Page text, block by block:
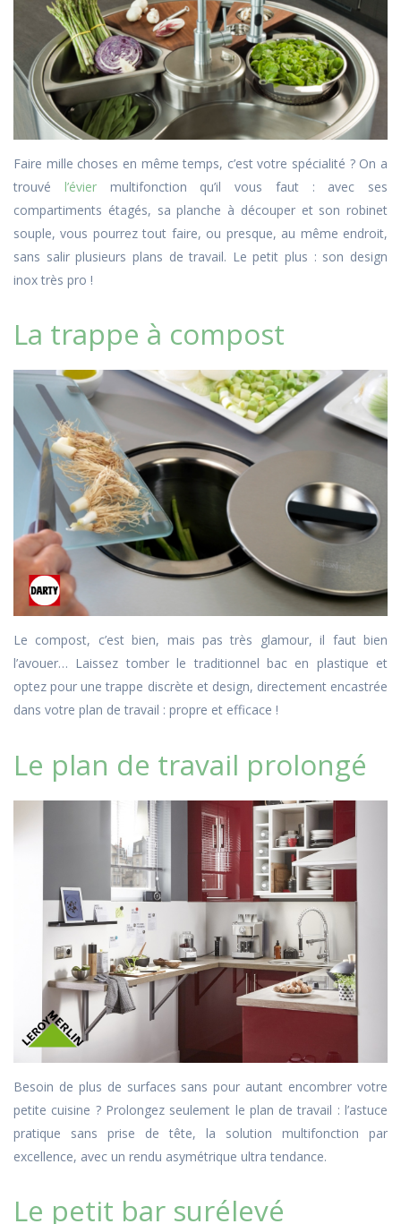
Faire mille choses en même temps, c’est votre spécialité ? On a
trouvé l’évier
multifonction qu’il vous faut : avec ses
compartiments étagés, sa planche à découper et son robinet
souple, vous pourrez tout faire, ou presque, au même endroit,
sans salir plusieurs plans de travail. Le petit plus : son design
inox très pro !
La trappe à compost
Le compost, c’est bien, mais pas très glamour, il faut bien
l’avouer… Laissez tomber le traditionnel bac en plastique et
optez pour une trappe discrète et design, directement encastrée
dans votre plan de travail : propre et efficace !
Le plan de travail prolongé
Besoin de plus de surfaces sans pour autant encombrer votre
petite cuisine ? Prolongez seulement le plan de travail : l’astuce
pratique sans prise de tête, la solution multifonction par
excellence, avec un rendu asymétrique ultra tendance.
Le petit bar surélevé